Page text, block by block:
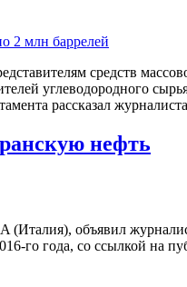
средств
углеводородного
рассказал
нефть
(Италия), объявил
го года, со ссылкой